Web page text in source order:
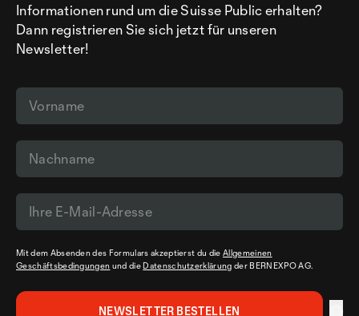
Informationen rund um die Suisse Public erhalten?
Dann registrieren Sie sich jetzt für unseren
Newsletter!
Mit dem Absenden des Formulars akzeptierst du dieAllgemeinen
Geschäftsbedingungen und die Datenschutzerklärung der BERNEXPO AG.